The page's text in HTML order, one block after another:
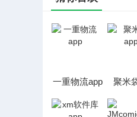
一重物流app 聚米